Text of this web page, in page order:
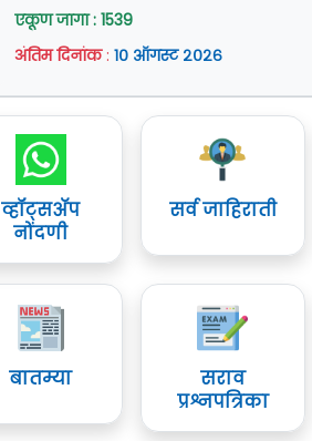
एकूण जागा : 1539
अंतिम दिनांक: १० ऑगस्ट २०२६
व्हॉट्सॲप
नोंदणी
सर्व जाहिराती
बातम्या
सराव
प्रश्नपत्रिका